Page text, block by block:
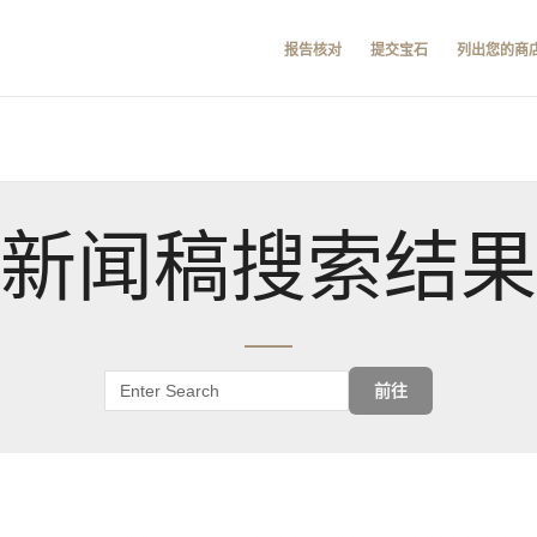
报告核对 提交宝石 列出您的商
新闻稿搜索结果
前往